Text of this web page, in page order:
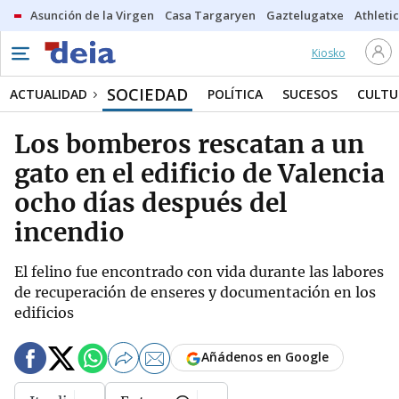
Asunción de la Virgen Casa Targaryen Gaztelugatxe Athletic
Kiosko
ACTUALIDAD SOCIEDAD POLÍTICA SUCESOS
Los bomberos rescatan a un
gato en el edificio de Valencia
ocho días después del
incendio
El felino fue encontrado con vida durante las labores
de recuperación de enseres y documentación en los
edificios
Añádenos en Google